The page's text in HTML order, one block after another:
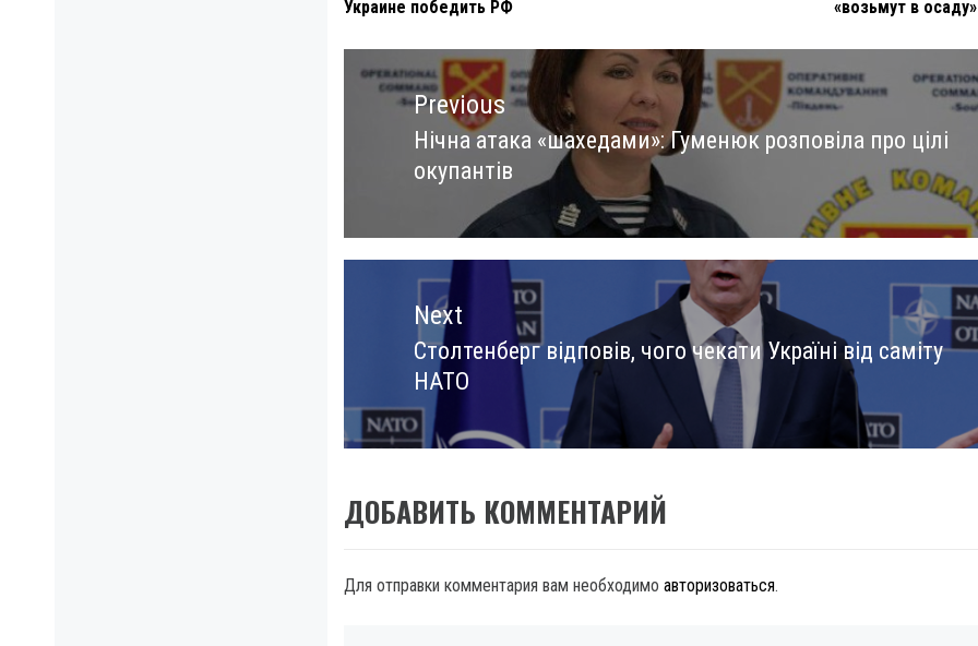
Украине победить РФ
«возьмут в осаду»
Навигация
по
записямPrevious
Previous
post:
Нічна атака «шахедами»: Гуменюк розповіла про цілі
окупантів
Next
Next
post:
Столтенберг відповів, чого чекати Україні від саміту
НАТО
ДОБАВИТЬ КОММЕНТАРИЙ
Для отправки комментария вам необходимо авторизоваться.